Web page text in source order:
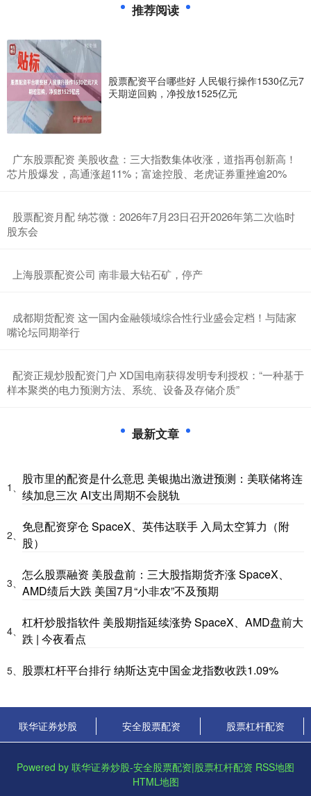
推荐阅读
股票配资平台哪些好 人民银行操作1530亿元7
天期逆回购，净投放1525亿元
​广东股票配资 美股收盘：三大指数集体收涨，道指再创新高！
芯片股爆发，高通涨超11%；富途控股、老虎证券重挫逾20%
​股票配资月配 纳芯微：2026年7月23日召开2026年第二次临时
股东会
​上海股票配资公司 南非最大钻石矿，停产
​成都期货配资 这一国内金融领域综合性行业盛会定档！与陆家
嘴论坛同期举行
​配资正规炒股配资门户 XD国电南获得发明专利授权：“一种基于
样本聚类的电力预测方法、系统、设备及存储介质”
最新文章
1、
股市里的配资是什么意思 美银抛出激进预测：美联储将连
续加息三次 AI支出周期不会脱轨
2、
免息配资穿仓 SpaceX、英伟达联手 入局太空算力（附
股）
3、
怎么股票融资 美股盘前：三大股指期货齐涨 SpaceX、
AMD绩后大跌 美国7月“小非农”不及预期
4、
杠杆炒股指软件 美股期指延续涨势 SpaceX、AMD盘前大
跌 | 今夜看点
5、 股票杠杆平台排行 纳斯达克中国金龙指数收跌1.09%
联华证券炒股 安全股票配资 股票杠杆配资
Powered by 联华证券炒股-安全股票配资|股票杠杆配资 RSS地图
HTML地图